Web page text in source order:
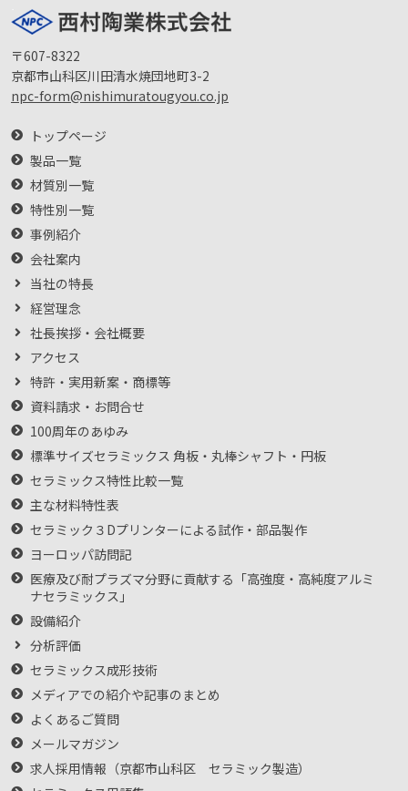
〒607-8322
京都市山科区川田清水焼団地町3-2
npc-form@nishimuratougyou.co.jp
トップページ
製品一覧
材質別一覧
特性別一覧
事例紹介
会社案内
当社の特長
経営理念
社長挨拶・会社概要
アクセス
特許・実用新案・商標等
資料請求・お問合せ
100周年のあゆみ
標準サイズセラミックス 角板・丸棒シャフト・円板
セラミックス特性比較一覧
主な材料特性表
セラミック３Dプリンターによる試作・部品製作
ヨーロッパ訪問記
医療及び耐プラズマ分野に貢献する「高強度・高純度アルミ
ナセラミックス」
設備紹介
分析評価
セラミックス成形技術
メディアでの紹介や記事のまとめ
よくあるご質問
メールマガジン
求人採用情報（京都市山科区 セラミック製造）